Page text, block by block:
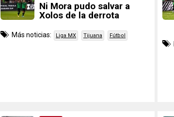
Ni Mora pudo salvar a
Xolos de la derrota
Más noticias: Liga MX Tijuana Fútbol